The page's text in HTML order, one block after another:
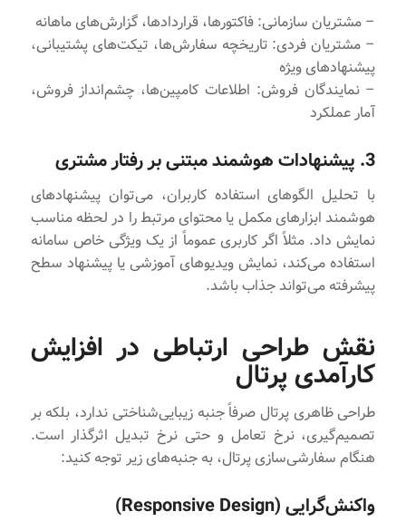
– مشتریان سازمانی: فاکتورها، قراردادها، گزارش‌های ماهانه
– مشتریان فردی: تاریخچه سفارش‌ها، تیکت‌های پشتیبانی،
پیشنهادهای ویژه
– نمایندگان فروش: اطلاعات کامپین‌ها، چشم‌انداز فروش،
آمار عملکرد
3. پیشنهادات هوشمند مبتنی بر رفتار مشتری
با تحلیل الگوهای استفاده کاربران، می‌توان پیشنهادهای
هوشمند ابزارهای مکمل یا محتوای مرتبط را در لحظه مناسب
نمایش داد. مثلاً اگر کاربری عموماً از یک ویژگی خاص سامانه
استفاده می‌کند، نمایش ویدیوهای آموزشی یا پیشنهاد سطح
پیشرفته می‌تواند جذاب باشد.
نقش طراحی ارتباطی در افزایش
کارآمدی پرتال
طراحی ظاهری پرتال صرفاً جنبه زیبایی‌شناختی ندارد، بلکه بر
تصمیم‌گیری، نرخ تعامل و حتی نرخ تبدیل اثرگذار است.
هنگام سفارشی‌سازی پرتال، به جنبه‌های زیر توجه کنید:
واکنش‌گرایی (Responsive Design)